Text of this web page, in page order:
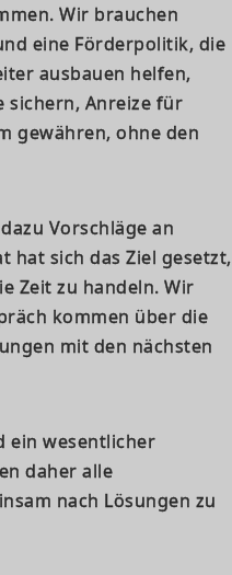
Wir brauchen
eine Förderpolitik, die
ausbauen helfen,
sichern, Anreize für
gewähren, ohne den
Vorschläge an
sich das Ziel gesetzt,
Zeit zu handeln. Wir
kommen über die
mit den nächsten
ein wesentlicher
daher alle
nach Lösungen zu